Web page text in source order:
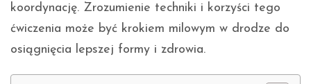
koordynację. Zrozumienie techniki i korzyści tego
ćwiczenia może być krokiem milowym w drodze do
osiągnięcia lepszej formy i zdrowia.